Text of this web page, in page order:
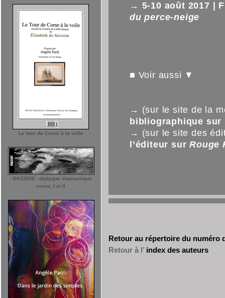
Le tour de Corse à la voile
- MAZZERI - diptyque chamanique
corse, I et II
→ 5-10 août 2017 |
du perce-neige
■ Voir aussi ▼
→ (sur le site de la
bibliographique sur
→ (sur le site des
l’éditeur surRouge
Retour au répertoire du numéro
Retour à l’ index des auteurs